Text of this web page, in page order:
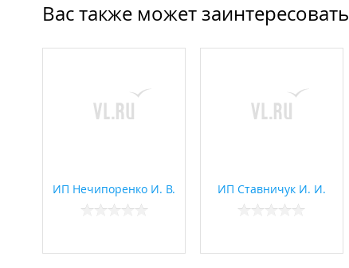
Вас также может заинтересовать
ИП Нечипоренко И. В. ИП Ставничук И. И.